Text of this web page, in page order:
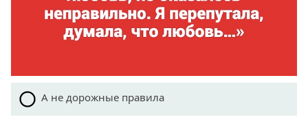
А не дорожные правила